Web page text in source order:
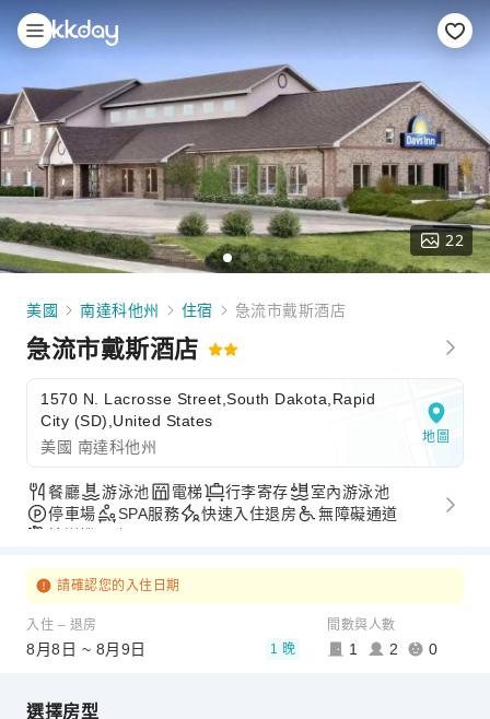
22
美國 南達科他州 住宿 急流市戴斯酒店
急流市戴斯酒店
1570 N. Lacrosse Street,South Dakota,Rapid
City (SD),United States
美國 南達科他州
地圖
餐廳 游泳池 電梯 行李寄存
室內游泳池
停車場
SPA服務 快速入住退房
無障礙通道
請確認您的入住日期
入住 – 退房
8月8日 ~ 8月9日 1 晚
間數與人數
1 2 0
選擇房型